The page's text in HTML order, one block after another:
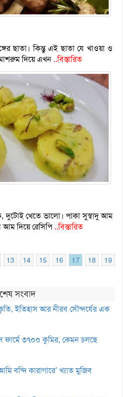
ছাতা। কিন্তু এই ছাতা যে খাওয়া ও
দিয়ে এখন ..বিস্তারিত
খেতে ভালো। পাকা সুস্বাদু আম
দিয়ে রেসিপি..বিস্তারিত
13 14 15 16 17 18 19
সংবাদ
ইতিহাস আর নীরব সৌন্দর্যের এক
ফার্মে ৩৭০০ কুমির, কেমন চলছে
বন্দি কারাগারে’ খ্যাত মুজিব